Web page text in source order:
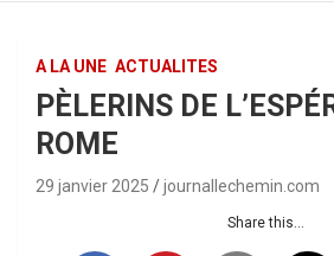
A LA UNE ACTUALITES
PÈLERINS DE
ROME
29 janvier 2025 journallechemin.com
Share this...